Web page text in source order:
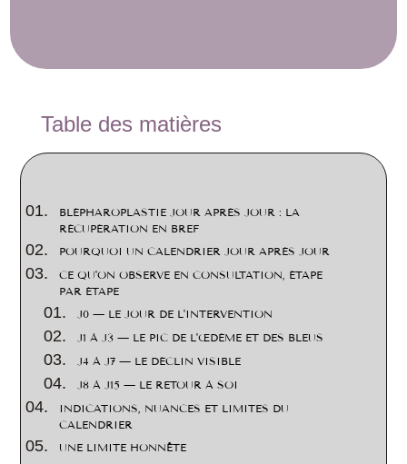
Table des matières
BLÉPHAROPLASTIE JOUR APRÈS JOUR : LA
RÉCUPÉRATION EN BREF
POURQUOI UN CALENDRIER JOUR APRÈS JOUR
CE QU'ON OBSERVE EN CONSULTATION, ÉTAPE
PAR ÉTAPE
J0 — LE JOUR DE L'INTERVENTION
J1 À J3 — LE PIC DE L'ŒDÈME ET DES BLEUS
J4 À J7 — LE DÉCLIN VISIBLE
J8 À J15 — LE RETOUR À SOI
INDICATIONS, NUANCES ET LIMITES DU
CALENDRIER
UNE LIMITE HONNÊTE